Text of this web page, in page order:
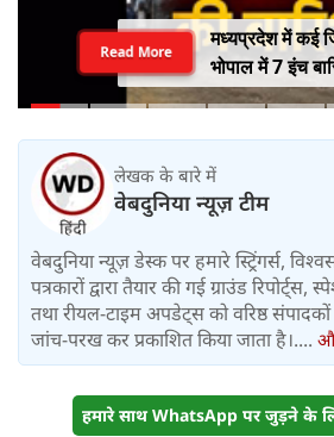
मध्यप्रदेश में कई जिलों में आफत की बारिश,
भोपाल में 7 इंच
व्यस्त, कई जिलों
Read More
लेखक के बारे में
वेबदुनिया न्यूज़ टीम
वेबदुनिया न्यूज़ डेस्क पर हमारे स्ट्रिंगर्स,
पत्रकारों द्वारा तैयार की गई ग्राउंड रिपोर्ट्स,
तथा रीयल-टाइम अपडेट्स को वरिष्ठ संपादकों
जांच-परख कर प्रकाशित किया जाता है।....
हमारे साथ WhatsApp पर जुड़ने के